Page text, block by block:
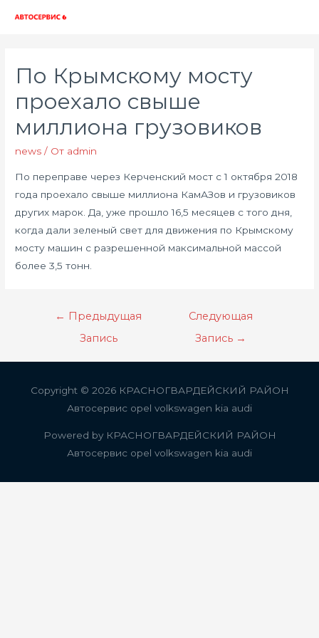
По Крымскому мосту
проехало свыше
миллиона грузовиков
news / От admin
По переправе через Керченский мост с 1 октября 2018
года проехало свыше миллиона КамАЗов и грузовиков
других марок. Да, уже прошло 16,5 месяцев с того дня,
когда дали зеленый свет для движения по Крымскому
мосту машин с разрешенной максимальной массой
более 3,5 тонн.
Навигация
записям
← Предыдущая
Запись
Следующая
Запись →
Copyright © 2026 КРАСНОГВАРДЕЙСКИЙ РАЙОН
Автосервис opel volkswagen kia audi
Powered by КРАСНОГВАРДЕЙСКИЙ РАЙОН
Автосервис opel volkswagen kia audi